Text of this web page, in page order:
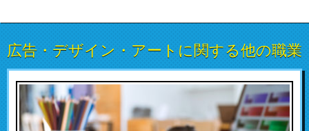
広告・デザイン・アートに関する他の職業